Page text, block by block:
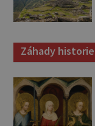
Záhady historie